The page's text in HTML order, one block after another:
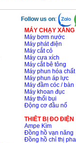
Follow us on:
MÁY CHẠY
Máy bơm nước
Máy phát điện
Máy cắt cỏ
Máy cưa xích
Máy cắt bê tông
Máy phun hóa chất
Máy phun áp lực
Máy đầm cóc / bàn
Máy khoan đục
Máy thổi bụi
Động cơ đầu nổ
THIÊT BỊ ĐO ĐIỆN
Ampe Kìm
Đồng hồ vạn năng
Đồng hồ chỉ thị pha